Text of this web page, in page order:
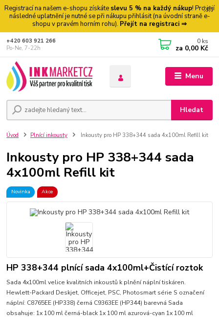
Registrací na našem e-shopu získáte slevu 5 % na každý nákup! Pro její
následné uplatnění je nutné se při nákupu přihlásit (na úvodní straně e-
shopu v pravém horním rohu). Přejít na registraci ⇒
Menu
Hledat
+420 603 921 266
Po-Ne, 7-22h
0 ks
za 0,00 Kč
Úvod Plnící inkousty Inkousty pro HP 338+344 sada 4x100ml Refill kit
Inkousty pro HP 338+344 sada
4x100ml Refill kit
Novinka Akce
HP 338+344 plnící sada 4x100ml+Čistící roztok
Sada 4x100ml velice kvalitních inkoustů k plnění náplní tiskáren.
Hewlett-Packard Deskjet, Officejet, PSC, Photosmart série S označení
náplní: C8765EE (HP338) černá C9363EE (HP344) barevná Sada
obsahuje: 1x 100 ml černá-black 1x 100 ml azurová-cyan 1x 100 ml